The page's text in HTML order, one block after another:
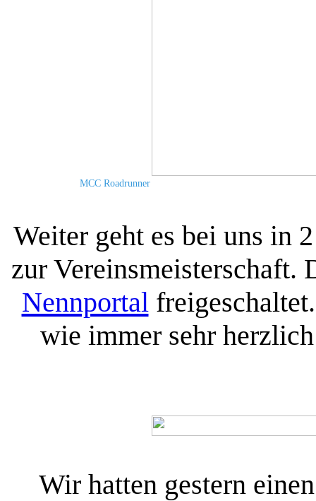
MCC Roadrunner
Weiter geht es bei uns in
zur
Nennportal
wie immer sehr
Wir hatten gestern